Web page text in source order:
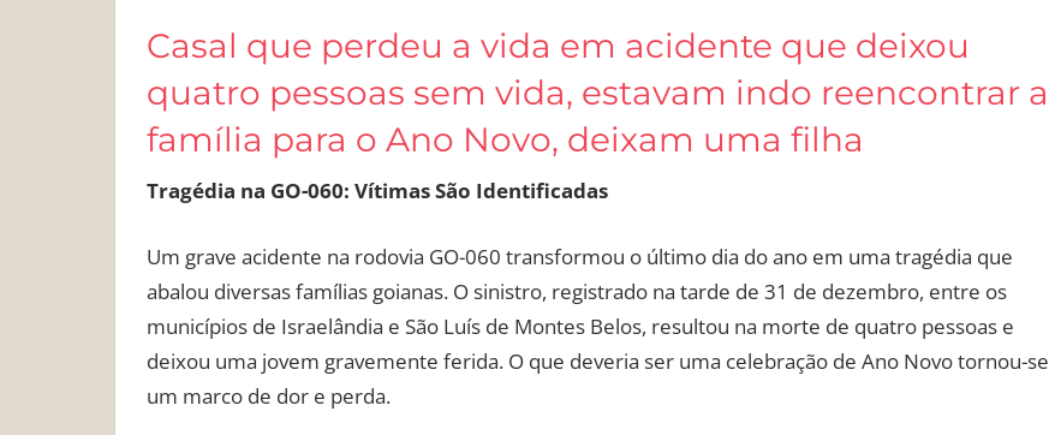
Casal que perdeu a vida em acidente que deixou
quatro pessoas sem vida, estavam indo reencontrar a
família para o Ano Novo, deixam uma filha
Tragédia na GO-060: Vítimas São Identificadas
Um grave acidente na rodovia GO-060 transformou o último dia do ano em uma tragédia que
abalou diversas famílias goianas. O sinistro, registrado na tarde de 31 de dezembro, entre os
municípios de Israelândia e São Luís de Montes Belos, resultou na morte de quatro pessoas e
deixou uma jovem gravemente ferida. O que deveria ser uma celebração de Ano Novo tornou-se
um marco de dor e perda.